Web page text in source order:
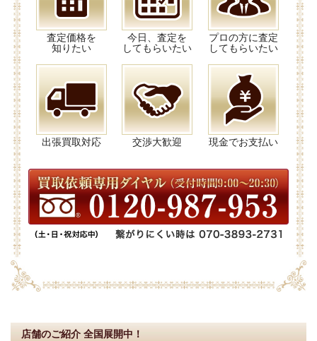
査定価格を
知りたい
今日、査定を
してもらいたい
プロの方に査定
してもらいたい
出張買取対応 交渉大歓迎 現金でお支払い
店舗のご紹介 全国展開中！